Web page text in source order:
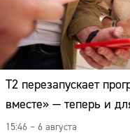
Т2 перезапускает
вместе» — теперь и
15:46 – 6 августа